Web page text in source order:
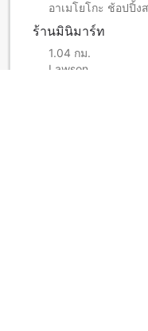
อาเมโยโกะ ช้อปปิ้ง
ร้านมินิมาร์ท
1.04 กม.
Lawson